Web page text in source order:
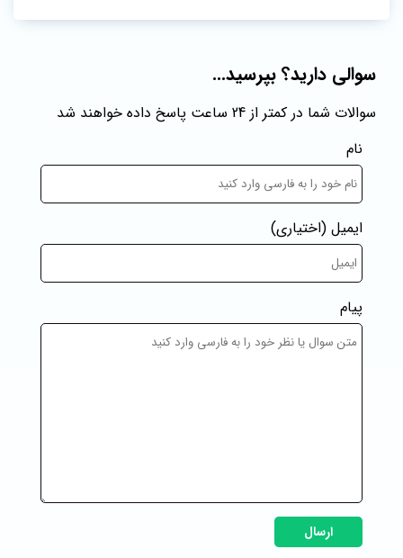
سوالی دارید؟ بپرسید...
سوالات شما در کمتر از 24 ساعت پاسخ داده خواهند شد
نام
ایمیل (اختیاری)
پیام
ارسال